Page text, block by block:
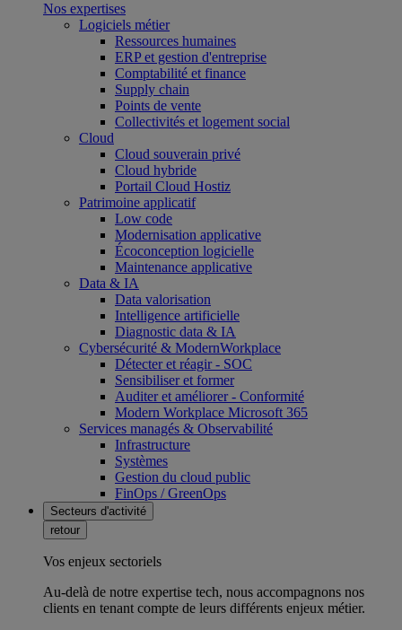
Nos expertises
Logiciels métier
Ressources humaines
ERP et gestion d'entreprise
Comptabilité et finance
Supply chain
Points de vente
Collectivités et logement social
Cloud
Cloud souverain privé
Cloud hybride
Portail Cloud Hostiz
Patrimoine applicatif
Low code
Modernisation applicative
Écoconception logicielle
Maintenance applicative
Data & IA
Data valorisation
Intelligence artificielle
Diagnostic data & IA
Cybersécurité & ModernWorkplace
Détecter et réagir - SOC
Sensibiliser et former
Auditer et améliorer - Conformité
Modern Workplace Microsoft 365
Services managés & Observabilité
Infrastructure
Systèmes
Gestion du cloud public
FinOps / GreenOps
Secteurs d'activité
retour
Vos enjeux sectoriels
Au-delà de notre expertise tech, nous accompagnons nos
clients en tenant compte de leurs différents enjeux métier.